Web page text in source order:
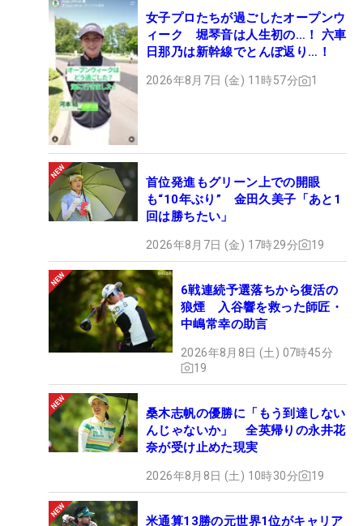
女子プロたちが過ごしたオープンウ
ィーク 堀琴音は人生初の…！ 六車
日那乃は新幹線でとんぼ返り…！
2026年8月7日 (金) 11時57分 1
首位発進もグリーン上での開眼
も“10年ぶり” 金田久美子「あと1
回は勝ちたい」
2026年8月7日 (金) 17時29分 19
6戦連続予選落ちから復活の
狼煙 入谷響を救った師匠・
中嶋常幸の助言
2026年8月8日 (土) 07時45分
19
桑木志帆の優勝に「もう到達しない
んじゃないか」 全英帰りの永井花
奈が受け止めた現実
2026年8月8日 (土) 10時30分 19
米通算13勝の元世界1位がキャリア